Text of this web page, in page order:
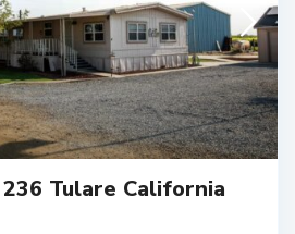
Tulare California